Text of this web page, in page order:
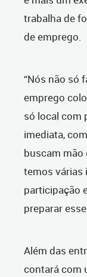
trabalha de
de emprego.
“Nós não só
emprego
só local com
imediata,
buscam mão
temos várias
participação
preparar
Além das
contará com